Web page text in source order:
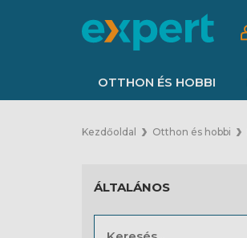
OTTHON ÉS HOBBI
Kezdőoldal Otthon és hobbi
ÁLTALÁNOS